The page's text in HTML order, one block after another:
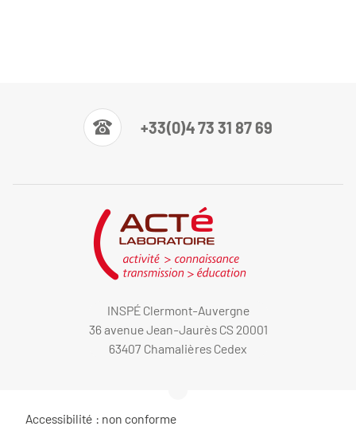
+33(0)4 73 31 87 69
INSPÉ Clermont-Auvergne
36 avenue Jean-Jaurès CS 20001
63407 Chamalières Cedex
Accessibilité : non conforme